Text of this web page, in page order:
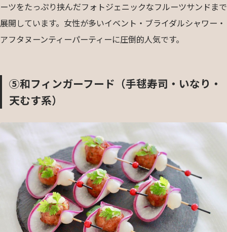
ーツをたっぷり挟んだフォトジェニックなフルーツサンドまで
展開しています。女性が多いイベント・ブライダルシャワー・
アフタヌーンティーパーティーに圧倒的人気です。
⑤和フィンガーフード（手毬寿司・いなり・
天むす系）